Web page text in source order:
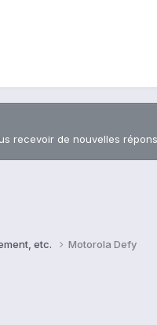
recevoir de nouvelles
etc. Motorola Defy